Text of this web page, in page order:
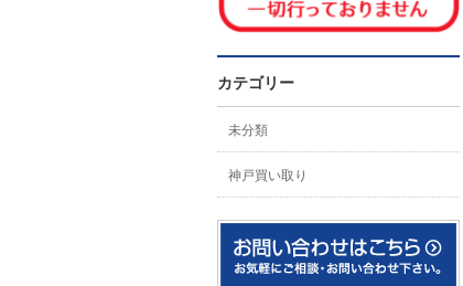
カテゴリー
未分類
神戸買い取り